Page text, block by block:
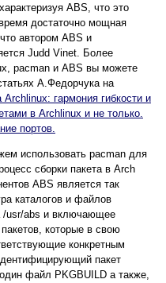
ABS, что это
достаточно мощная
автором ABS и
Judd Vinet. Более
pacman и ABS вы можете
А.Федорчука на
Archlinux: гармония гибкости и
в Archlinux и не только.
портов.
использовать pacman для
сборки пакета в Arch
ABS является так
каталогов и файлов
/usr/abs и включающее
которые в свою
конкретным
пакет
файл PKGBUILD а также,